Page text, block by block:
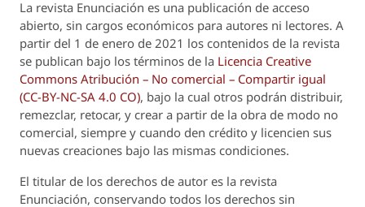
La revista Enunciación es una publicación de acceso
abierto, sin cargos económicos para autores ni lectores. A
partir del 1 de enero de 2021 los contenidos de la revista
se publican bajo los términos de la Licencia Creative
Commons Atribución – No comercial – Compartir igual
(CC-BY-NC-SA 4.0 CO), bajo la cual otros podrán distribuir,
remezclar, retocar, y crear a partir de la obra de modo no
comercial, siempre y cuando den crédito y licencien sus
nuevas creaciones bajo las mismas condiciones.
El titular de los derechos de autor es la revista
Enunciación, conservando todos los derechos sin